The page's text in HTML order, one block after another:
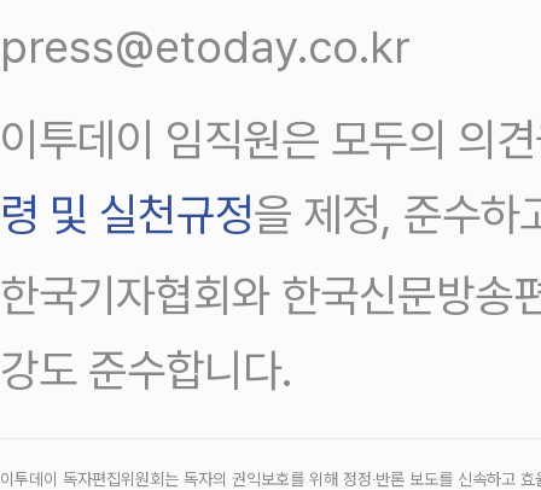
press@etoday.co.kr
이투데이 임직원은 모두의 의
령 및 실천규정을 제정, 준수하
한국기자협회와 한국신문방송
강도 준수합니다.
이투데이 독자편집위원회는 독자의 권익보호를 위해 정정‧반론 보도를 신속하고